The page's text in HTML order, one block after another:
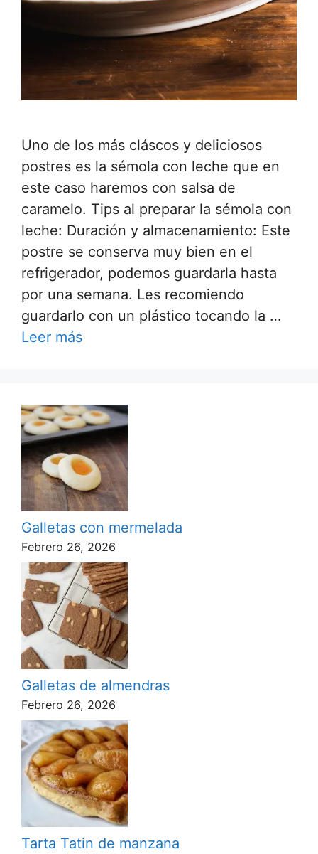
Uno de los más cláscos y deliciosos
postres es la sémola con leche que en
este caso haremos con salsa de
caramelo. Tips al preparar la sémola con
leche: Duración y almacenamiento: Este
postre se conserva muy bien en el
refrigerador, podemos guardarla hasta
por una semana. Les recomiendo
guardarlo con un plástico tocando la …
Leer más
Galletas con mermelada
Febrero 26, 2026
Galletas de almendras
Febrero 26, 2026
Tarta Tatin de manzana